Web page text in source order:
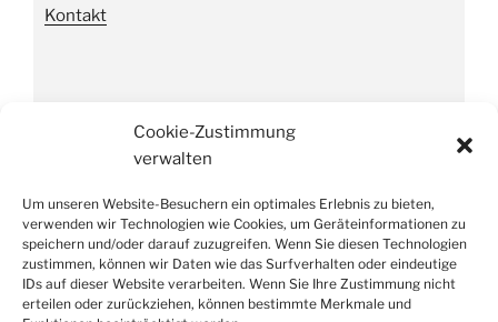
Cookie-Zustimmung
verwalten
Um unseren Website-Besuchern ein optimales Erlebnis zu bieten,
verwenden wir Technologien wie Cookies, um Geräteinformationen zu
speichern und/oder darauf zuzugreifen. Wenn Sie diesen Technologien
zustimmen, können wir Daten wie das Surfverhalten oder eindeutige
IDs auf dieser Website verarbeiten. Wenn Sie Ihre Zustimmung nicht
erteilen oder zurückziehen, können bestimmte Merkmale und
Kontakt
Datenschutzverordnung